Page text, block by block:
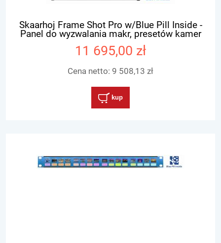
Skaarhoj Frame Shot Pro w/Blue Pill Inside -
Panel do wyzwalania makr, presetów kamer
11 695,00 zł
Cena netto: 9 508,13 zł
kup